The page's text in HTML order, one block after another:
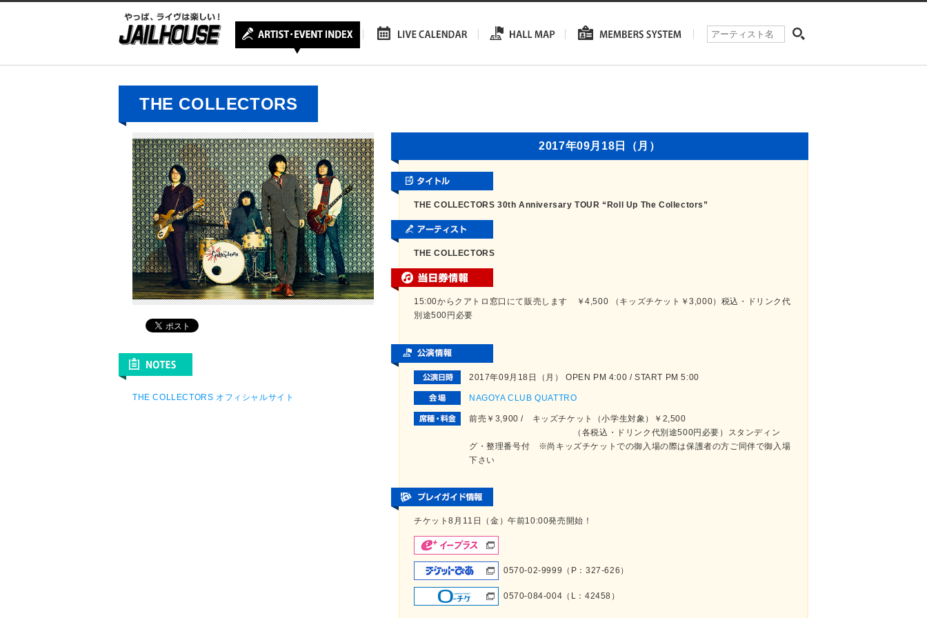
THE COLLECTORS
THE COLLECTORS オフィシャルサイト
2017年09月18日（月）
THE COLLECTORS 30th Anniversary TOUR “Roll Up The Collectors”
THE COLLECTORS
15:00からクアトロ窓口にて販売します ￥4,500 （キッズチケット￥3,000）税込・ドリンク代
別途500円必要
2017年09月18日（月） OPEN PM 4:00 / START PM 5:00
NAGOYA CLUB QUATTRO
前売￥3,900 / キッズチケット（小学生対象）￥2,500
（各税込・ドリンク代別途500円必要）スタンディン
グ・整理番号付 ※尚キッズチケットでの御入場の際は保護者の方ご同伴で御入場
下さい
チケット8月11日（金）午前10:00発売開始！
0570-02-9999（P：327-626）
0570-084-004（L：42458）